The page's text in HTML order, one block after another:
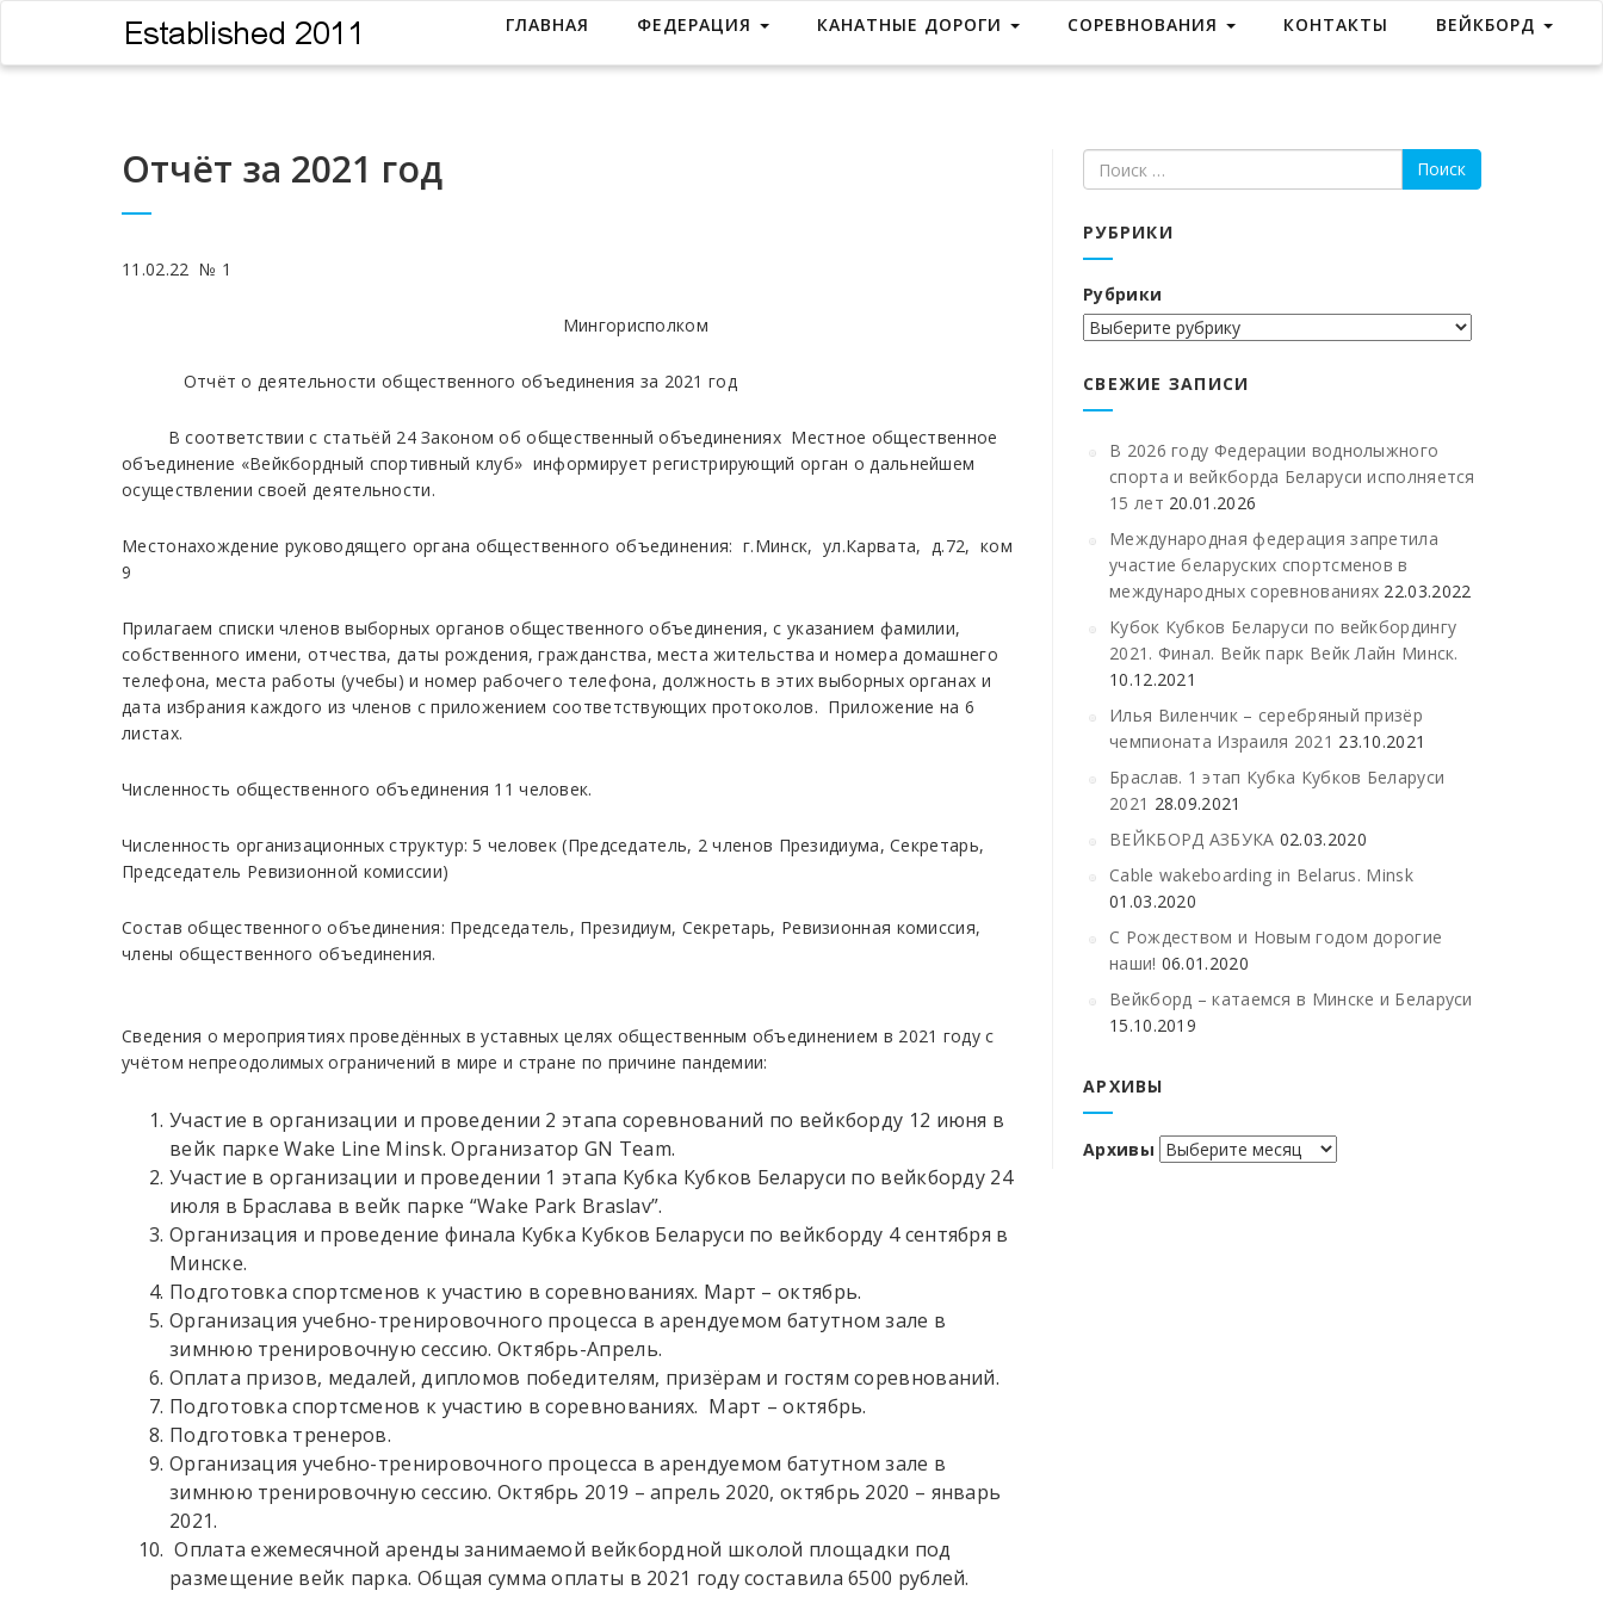
ГЛАВНАЯ ФЕДЕРАЦИЯ КАНАТНЫЕ ДОРОГИ СОРЕВНОВАНИЯ КОНТАКТЫ ВЕЙКБОРД
Отчёт за 2021 год
11.02.22 № 1
Мингорисполком
Отчёт о деятельности общественного объединения за 2021 год
В соответствии с статьёй 24 Законом об общественный объединениях Местное общественное
объединение «Вейкбордный спортивный клуб» информирует регистрирующий орган о дальнейшем
осуществлении своей деятельности.
Местонахождение руководящего органа общественного объединения: г.Минск, ул.Карвата, д.72, ком
9
Прилагаем списки членов выборных органов общественного объединения, с указанием фамилии,
собственного имени, отчества, даты рождения, гражданства, места жительства и номера домашнего
телефона, места работы (учебы) и номер рабочего телефона, должность в этих выборных органах и
дата избрания каждого из членов с приложением соответствующих протоколов. Приложение на 6
листах.
Численность общественного объединения 11 человек.
Численность организационных структур: 5 человек (Председатель, 2 членов Президиума, Секретарь,
Председатель Ревизионной комиссии)
Состав общественного объединения: Председатель, Президиум, Секретарь, Ревизионная комиссия,
члены общественного объединения.
Сведения о мероприятиях проведённых в уставных целях общественным объединением в 2021 году с
учётом непреодолимых ограничений в мире и стране по причине пандемии:
Участие в организации и проведении 2 этапа соревнований по вейкборду 12 июня в
вейк парке Wake Line Minsk. Организатор GN Team.
Участие в организации и проведении 1 этапа Кубка Кубков Беларуси по вейкборду 24
июля в Браслава в вейк парке “Wake Park Braslav”.
Организация и проведение финала Кубка Кубков Беларуси по вейкборду 4 сентября в
Минске.
Подготовка спортсменов к участию в соревнованиях. Март – октябрь.
Организация учебно-тренировочного процесса в арендуемом батутном зале в
зимнюю тренировочную сессию. Октябрь-Апрель.
Оплата призов, медалей, дипломов победителям, призёрам и гостям соревнований.
Подготовка спортсменов к участию в соревнованиях. Март – октябрь.
Подготовка тренеров.
Организация учебно-тренировочного процесса в арендуемом батутном зале в
зимнюю тренировочную сессию. Октябрь 2019 – апрель 2020, октябрь 2020 – январь
2021.
Оплата ежемесячной аренды занимаемой вейкбордной школой площадки под
размещение вейк парка. Общая сумма оплаты в 2021 году составила 6500 рублей.
РУБРИКИ
Рубрики
СВЕЖИЕ ЗАПИСИ
В 2026 году Федерации воднолыжного
спорта и вейкборда Беларуси исполняется
15 лет 20.01.2026
Международная федерация запретила
участие беларуских спортсменов в
международных соревнованиях 22.03.2022
Кубок Кубков Беларуси по вейкбордингу
2021. Финал. Вейк парк Вейк Лайн Минск.
10.12.2021
Илья Виленчик – серебряный призёр
чемпионата Израиля 2021 23.10.2021
Браслав. 1 этап Кубка Кубков Беларуси
2021 28.09.2021
ВЕЙКБОРД АЗБУКА 02.03.2020
Cable wakeboarding in Belarus. Minsk
01.03.2020
С Рождеством и Новым годом дорогие
наши! 06.01.2020
Вейкборд – катаемся в Минске и Беларуси
15.10.2019
АРХИВЫ
Архивы